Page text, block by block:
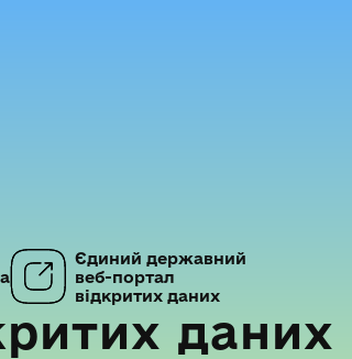
Єдиний державний
веб-портал
відкритих даних
даних